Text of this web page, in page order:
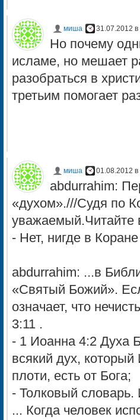
миша 31.07.2012 в
Но почему
исламе, но мешает
разобраться в
третьим помогает
миша 01.08.2012 в
abdurrahim:
«духом».///Судя по
уважаемый.Читайте
- Нет, нигде в
abdurrahim: ...в
«Святый Божий».
означает, что
3:11 .
- 1 Иоанна 4:2 Духа
всякий дух,
плоти, есть от Бога;
- Толковый словарь.
... Когда человек